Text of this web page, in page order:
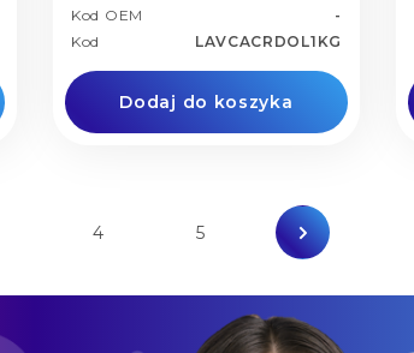
Kod OEM
-
Kod
LAVCACRDOL1KG
Dodaj do koszyka
4 5